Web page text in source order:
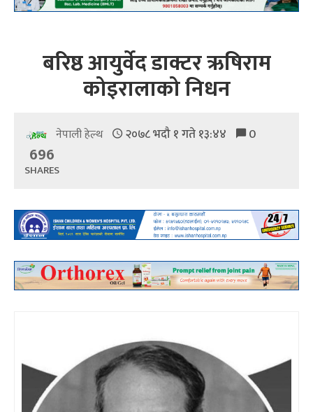
बरिष्ठ आयुर्वेद डाक्टर ऋषिराम
कोइरालाको निधन
नेपाली हेल्थ २०७८ भदौ १ गते १३:४४ 0
696
SHARES